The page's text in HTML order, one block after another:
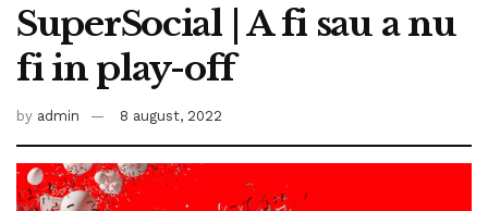
SuperSocial | A fi sau a nu
fi in play-off
by admin 8 august, 2022